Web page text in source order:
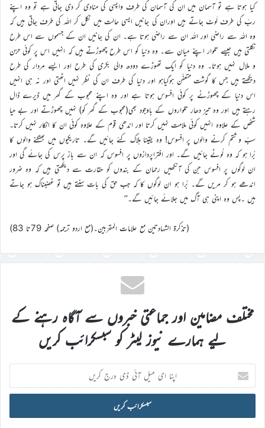
کیا ہوتا ہے تو آسمان میں ان کی آسمان کی طرف واپسی کی منادی کر دی جاتی ہے تو وہ اپنے
ربّ کی طرف لَوٹ جاتے ہیں اوران کی جانیں ایسی حالت میں نکل کر اللہ کی طرف جاتی ہیں کہ
وہ اللہ سے راضی اور اللہ ان سے راضی ہوتا ہے۔ ان کی جانیں ان کے جسموں سے اس طرح
نکلتی ہیں جیسے تلوار اپنے میان سے۔ وہ دنیا کو اس طرح چھوڑتے ہیں کہ انہیں اس پر کوئی حزن
و ملال نہیں ہوتا۔ وہ دنیا کو ایک تھوڑے دودھ والی بکری کی طرح اور ایسے مردار کی طرح
دیکھتے ہیں جس کا گوشت متعفّن ہوگیاہو اور دنیا کی طرف ان کی نظر نہیں اٹھتی اور نہ ہی انہیں
اس دنیا کے چھوڑنے پر کوئی افسوس ہوتا ہے اور وہ اپنے محبوب کے گھر میں ڈیرے ڈال
رہتے ہیں اور وہ تیز دھار تلواروں کے باوجود بھی(محبوب کے گھر کو) نہیں چھوڑتے اور بے حیا
شخص کے علاوہ انہیں کوئی ملامت نہیں کرتا اور اندھی قوم کے علاوہ کوئی ان کا انکار نہیں کرتا۔
سبّ و شتم کرنے والوں پر افسوس! وہ یقینا ہلاک کئے جائیں گے۔ تاریکیوں میں بھٹکنے والوں کا
بُرا ہو کہ وہ لُوٹے جائیں گے۔ اور افتراپردازوں پر افسوس کہ ان سے باز پرس کی جائے گی اور
ان لوگوں پر افسوس جن کی آنکھیں رحمان کے بندوں کو حقارت سے دیکھتی ہیں کہ وہ ضرور
اندھے ہو کر مریں گے۔ بُرا ہو ان لوگوں کا کہ جب حق کی بات سنتے ہیں تو غضبناک ہو جاتے
ہیں ۔پس وہ اپنی ہی آگ میں جلائے جائیں گے۔’’
(تذکرۃ الشہادتین مع علامات المقرّبین۔(مع اردو ترجمہ) صفحہ 79تا 83)
مختلف مضامین اور جماعتی خبروں سے آگاہ رہنے کے
لیے ہمارے نیوز لیٹر کو سبسکرائب کریں
اپنا
ای
میل
ڈی